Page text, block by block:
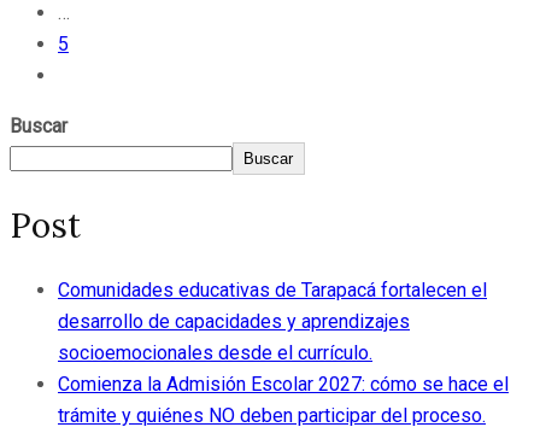
…
5
Buscar
Buscar
Post
Comunidades educativas de Tarapacá fortalecen el
desarrollo de capacidades y aprendizajes
socioemocionales desde el currículo.
Comienza la Admisión Escolar 2027: cómo se hace el
trámite y quiénes NO deben participar del proceso.